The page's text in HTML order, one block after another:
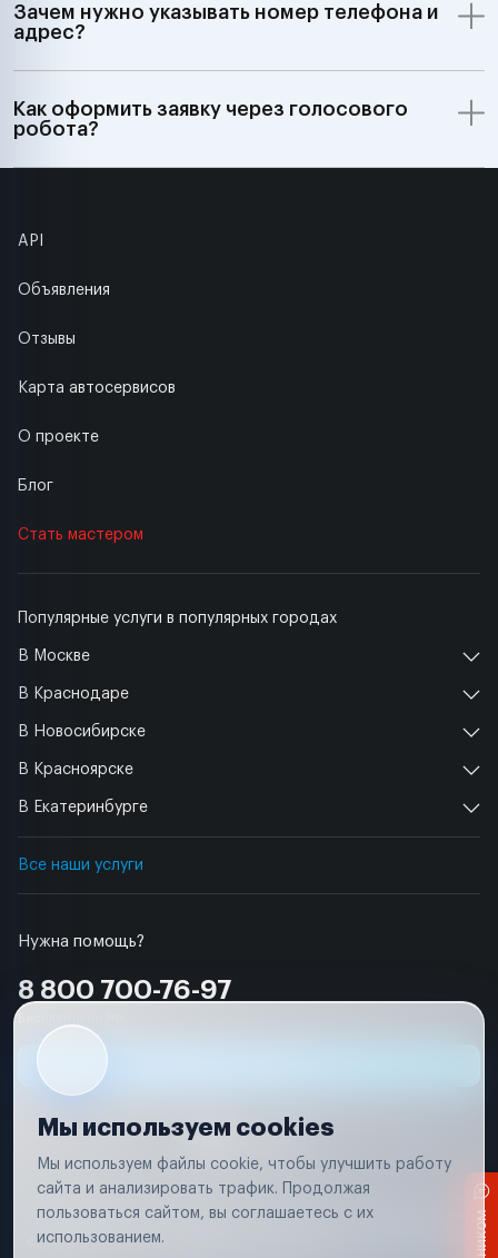
Зачем нужно указывать номер телефона и
адрес?
Как оформить заявку через голосового
робота?
Нужна помощь?
8 800 700-76-97
Популярные услуги в популярных городах
В Москве
В Краснодаре
В Новосибирске
В Красноярске
В Екатеринбурге
Все наши услуги
API
Объявления
Отзывы
Карта автосервисов
О проекте
Блог
Стать мастером
Условия использования
Вся информация, представленная на сайте, носит исключительно
соответствии с положениями статьи 437 (п. 2) Гражданского кодекса
Мы используем cookies
Мы используем файлы cookie, чтобы улучшить работу
сайта и анализировать трафик. Продолжая
пользоваться сайтом, вы соглашаетесь с их
использованием.